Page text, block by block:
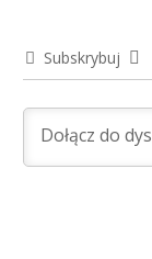
Subskrybuj